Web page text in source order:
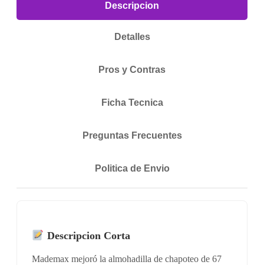
Descripcion
Detalles
Pros y Contras
Ficha Tecnica
Preguntas Frecuentes
Politica de Envio
Descripcion Corta
Mademax mejoró la almohadilla de chapoteo de 67